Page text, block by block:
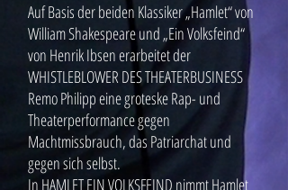
Auf Basis der beiden Klassiker „Hamlet“ von
William Shakespeare und „Ein Volksfeind“
von Henrik Ibsen erarbeitet der
WHISTLEBLOWER DES THEATERBUSINESS
Remo Philipp eine groteske Rap- und
Theaterperformance gegen
Machtmissbrauch, das Patriarchat und
gegen sich selbst.
In HAMLET EIN VOLKSFEIND nimmt Hamlet